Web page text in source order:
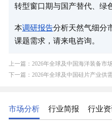
转型窗口期与国产替代、绿
本调研报告分析天然气细分
课题需求，请来电咨询。
上一篇：2026年全球及中国海洋装备
下一篇：2026年全球及中国硅片产业供
市场分析 行业简报 行业